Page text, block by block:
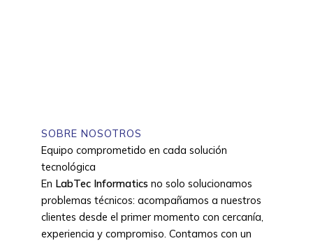
SOBRE NOSOTROS
Equipo comprometido en cada solución
tecnológica
En LabTec Informatics no solo solucionamos
problemas técnicos: acompañamos a nuestros
clientes desde el primer momento con cercanía,
experiencia y compromiso. Contamos con un